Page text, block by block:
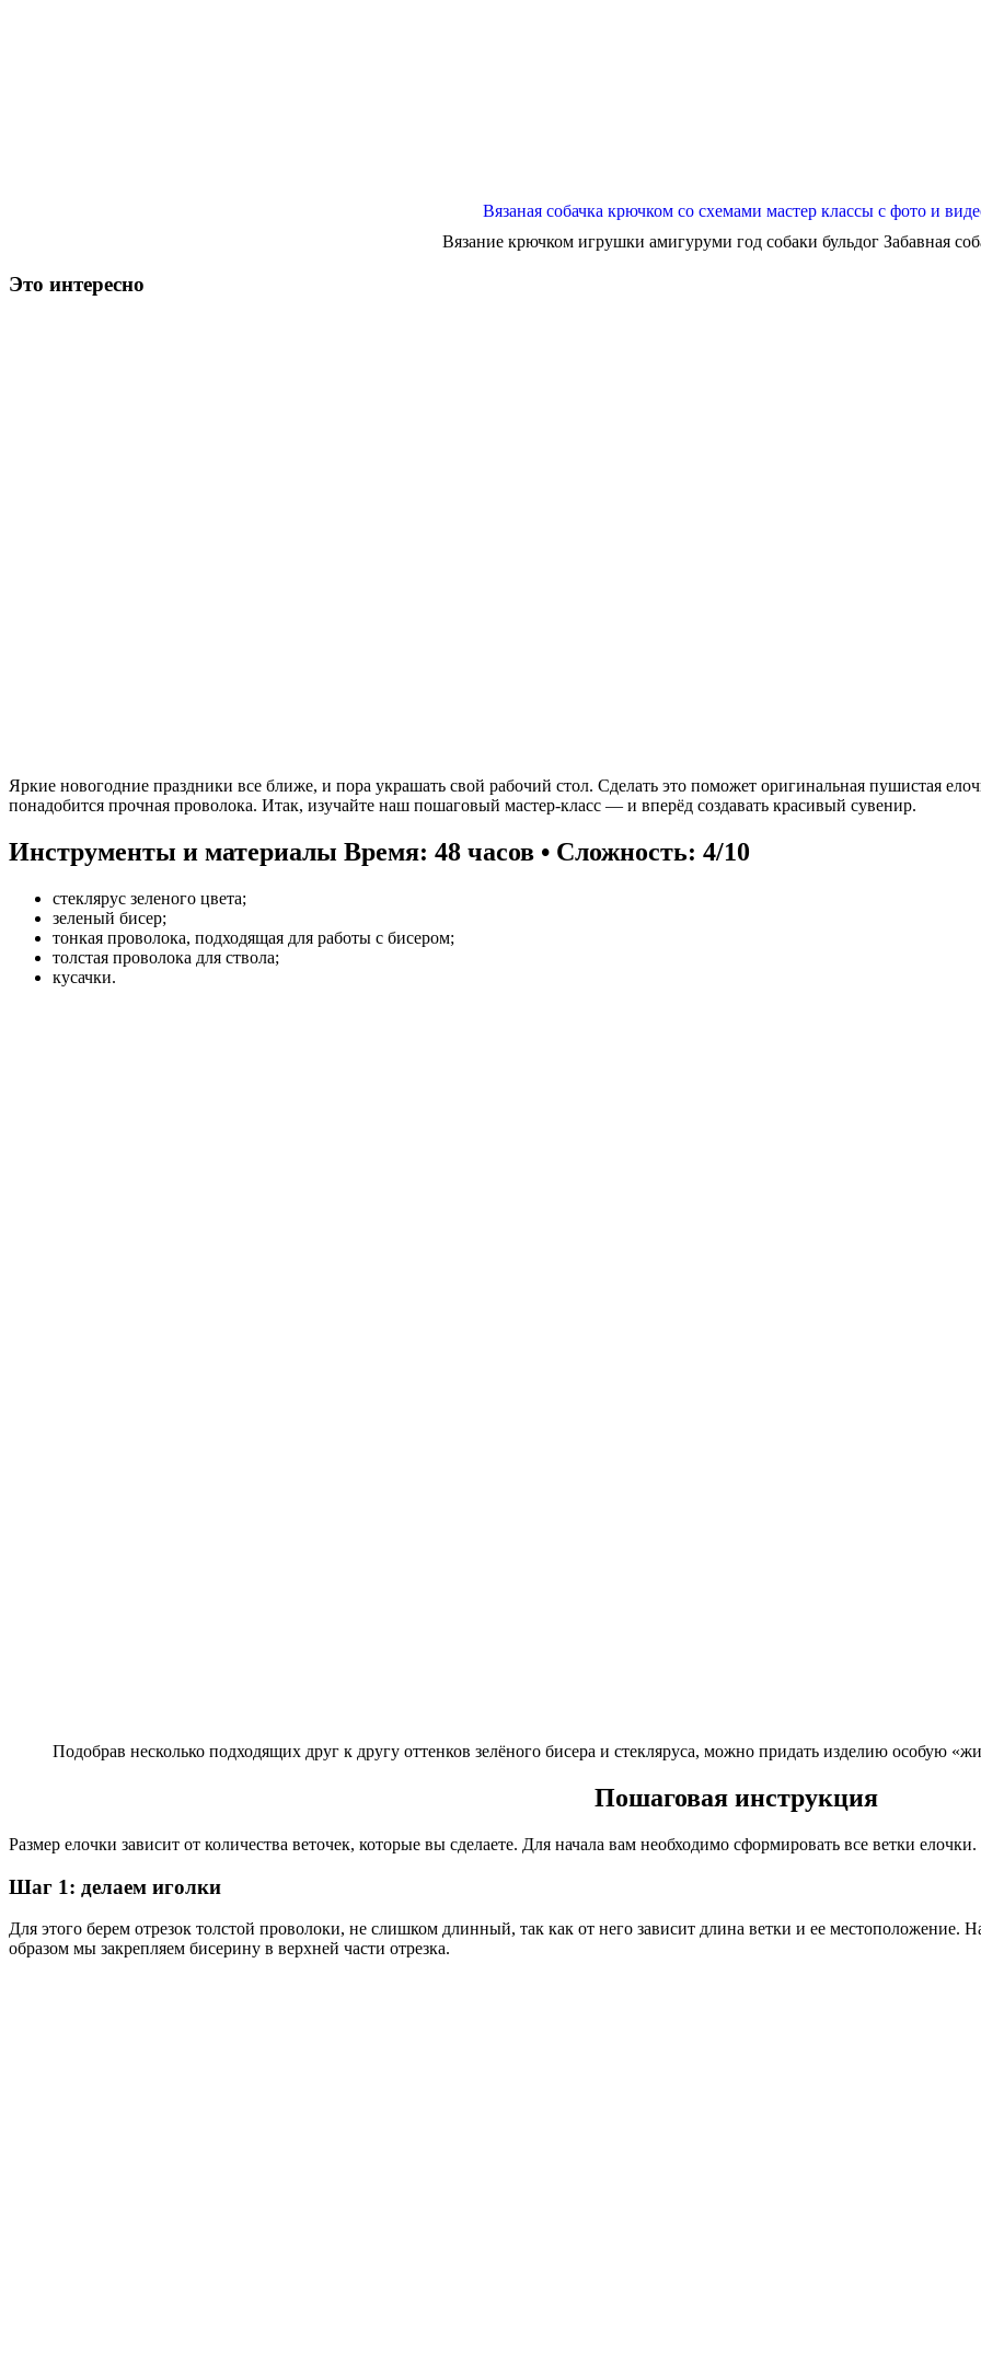
Вязаная собачка крючком со схемами мастер классы с фото и
Вязание крючком игрушки амигуруми год собаки бульдог Забавная
Это интересно
Яркие новогодние праздники все ближе, и пора украшать свой рабочий стол. Сделать это поможет оригинальная пушистая
понадобится прочная проволока. Итак, изучайте наш пошаговый мастер-класс — и вперёд создавать красивый сувенир.
Инструменты и материалы Время: 48 часов • Сложность: 4/10
стеклярус зеленого цвета;
зеленый бисер;
тонкая проволока, подходящая для работы с бисером;
толстая проволока для ствола;
кусачки.
Подобрав несколько подходящих друг к другу оттенков зелёного бисера и стекляруса, можно придать изделию особую
Пошаговая инструкция
Размер елочки зависит от количества веточек, которые вы сделаете. Для начала вам необходимо сформировать все ветки
Шаг 1: делаем иголки
Для этого берем отрезок толстой проволоки, не слишком длинный, так как от него зависит длина ветки и ее местоположение.
образом мы закрепляем бисерину в верхней части отрезка.